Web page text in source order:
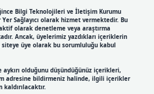
Bilgi Teknolojileri ve İletişim Kurumu
Sağlayıcı olarak hizmet vermektedir. Bu
olarak denetleme veya araştırma
Ancak, üyelerimiz yazdıkları içeriklerin
üye olarak bu sorumluluğu kabul
olduğunu düşündüğünüz içerikleri,
adresine bildirmeniz halinde, ilgili içerikler